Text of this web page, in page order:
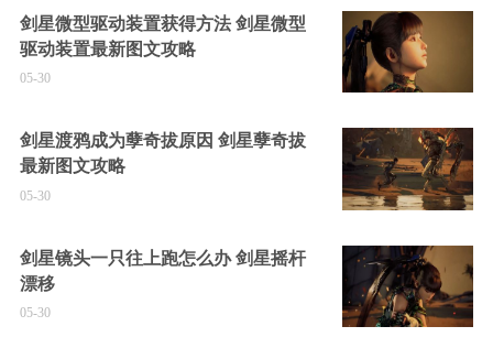
剑星微型驱动装置获得方法 剑星微型
驱动装置最新图文攻略
05-30
剑星渡鸦成为孽奇拔原因 剑星孽奇拔
最新图文攻略
05-30
剑星镜头一只往上跑怎么办 剑星摇杆
漂移
05-30